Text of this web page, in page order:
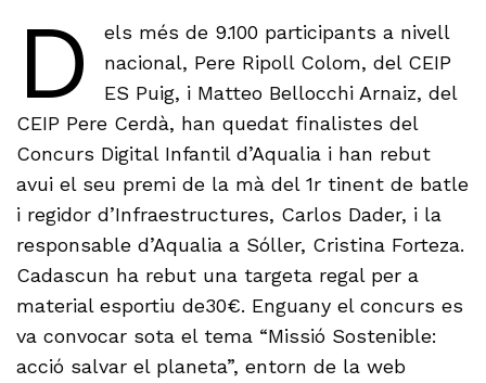
D
els més de 9.100 participants a nivell
nacional, Pere Ripoll Colom, del CEIP
ES Puig, i Matteo Bellocchi Arnaiz, del
CEIP Pere Cerdà, han quedat finalistes del
Concurs Digital Infantil d’Aqualia i han rebut
avui el seu premi de la mà del 1r tinent de batle
i regidor d’Infraestructures, Carlos Dader, i la
responsable d’Aqualia a Sóller, Cristina Forteza.
Cadascun ha rebut una targeta regal per a
material esportiu de30€. Enguany el concurs es
va convocar sota el tema “Missió Sostenible:
acció salvar el planeta”, entorn de la web